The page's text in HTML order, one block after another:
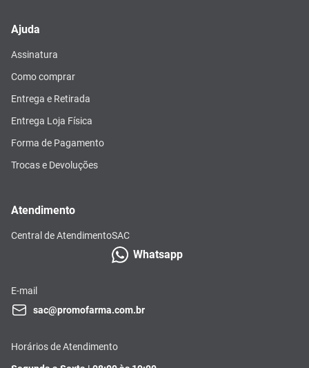
Ajuda
Assinatura
Como comprar
Entrega e Retirada
Entrega Loja Física
Forma de Pagamento
Trocas e Devoluções
Atendimento
Central de AtendimentoSAC
Whatsapp
E-mail
sac@promofarma.com.br
Horários de Atendimento